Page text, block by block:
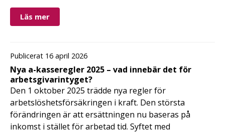
Läs mer
Publicerat 16 april 2026
Nya a-kasseregler 2025 – vad innebär det för
arbetsgivarintyget?
Den 1 oktober 2025 trädde nya regler för
arbetslöshetsförsäkringen i kraft. Den största
förändringen är att ersättningen nu baseras på
inkomst i stället för arbetad tid. Syftet med